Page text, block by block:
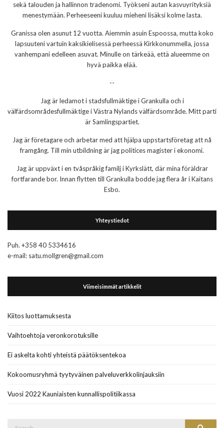
sekä talouden ja hallinnon tradenomi. Työkseni autan kasvuyrityksiä
menestymään. Perheeseeni kuuluu mieheni lisäksi kolme lasta.
Granissa olen asunut 12 vuotta. Aiemmin asuin Espoossa, mutta koko
lapsuuteni vartuin kaksikielisessä perheessä Kirkkonummella, jossa
vanhempani edelleen asuvat. Minulle on tärkeää, että alueemme on
hyvä paikka elää.
--
Jag är ledamot i stadsfullmäktige i Grankulla och i
välfärdsområdesfullmäktige i Västra Nylands välfärdsområde. Mitt parti
är Samlingspartiet.
Jag är företagare och arbetar med att hjälpa uppstartsföretag att nå
framgång. Till min utbildning är jag politices magister i ekonomi.
Jag är uppväxt i en tvåspråkig familj i Kyrkslätt, där mina föräldrar
fortfarande bor. Innan flytten till Grankulla bodde jag flera år i Kaitans
Esbo.
Yhteystiedot
Puh. +358 40 5334616
e-mail: satu.mollgren@gmail.com
Viimeisimmät artikkelit
Kiitos luottamuksesta
Vaihtoehtoja veronkorotuksille
Ei askelta kohti yhteistä päätöksentekoa
Kokoomusryhmä tyytyväinen palveluverkkolinjauksiin
Vuosi 2022 Kauniaisten kunnallispolitiikassa
Search